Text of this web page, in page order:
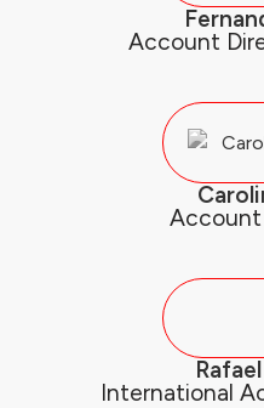
Account
International